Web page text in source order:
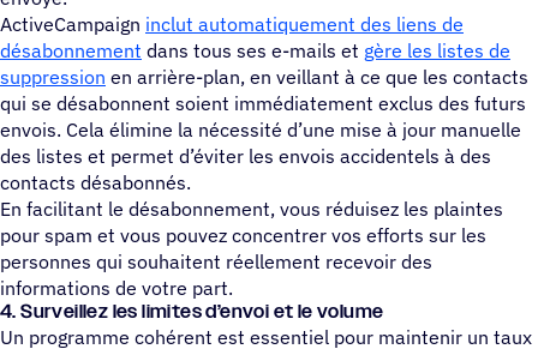
ActiveCampaign inclut automatiquement des liens de
désabonnement dans tous ses e-mails et gère les listes de
suppression en arrière-plan, en veillant à ce que les contacts
qui se désabonnent soient immédiatement exclus des futurs
envois. Cela élimine la nécessité d’une mise à jour manuelle
des listes et permet d’éviter les envois accidentels à des
contacts désabonnés.
En facilitant le désabonnement, vous réduisez les plaintes
pour spam et vous pouvez concentrer vos efforts sur les
personnes qui souhaitent réellement recevoir des
informations de votre part.
4. Surveillez les limites d’envoi et le volume
Un programme cohérent est essentiel pour maintenir un taux